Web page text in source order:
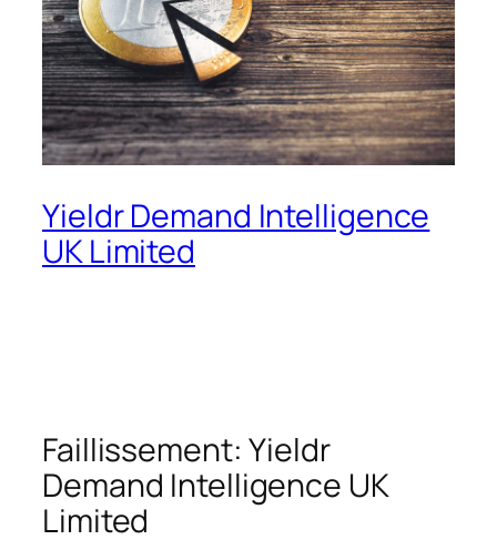
Yieldr Demand Intelligence
UK Limited
Faillissement: Yieldr
Demand Intelligence UK
Limited